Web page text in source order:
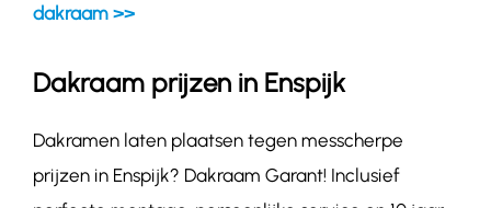
dakraam >>
Dakraam prijzen in Enspijk
Dakramen laten plaatsen tegen messcherpe
prijzen in Enspijk? Dakraam Garant! Inclusief